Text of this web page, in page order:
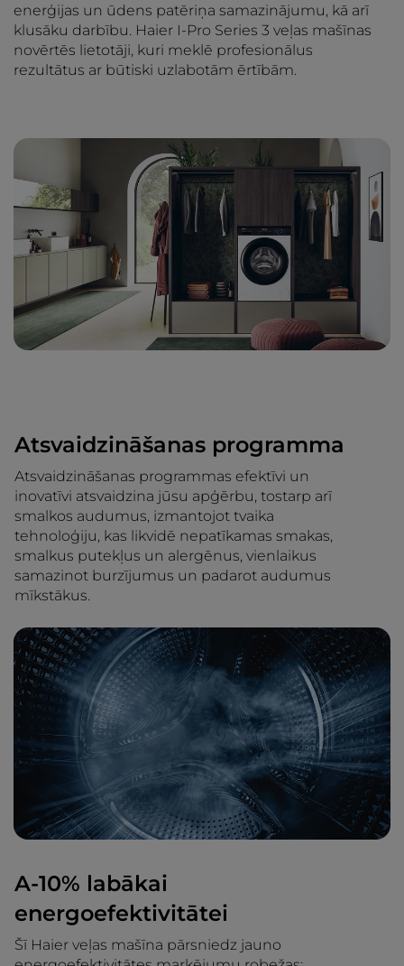
enerģijas un ūdens patēriņa samazinājumu, kā arī
klusāku darbību. Haier I-Pro Series 3 veļas mašīnas
novērtēs lietotāji, kuri meklē profesionālus
rezultātus ar būtiski uzlabotām ērtībām.
Atsvaidzināšanas programma
Atsvaidzināšanas programmas efektīvi un
inovatīvi atsvaidzina jūsu apģērbu, tostarp arī
smalkos audumus, izmantojot tvaika
tehnoloģiju, kas likvidē nepatīkamas smakas,
smalkus putekļus un alergēnus, vienlaikus
samazinot burzījumus un padarot audumus
mīkstākus.
A-10% labākai
energoefektivitātei
Šī Haier veļas mašīna pārsniedz jauno